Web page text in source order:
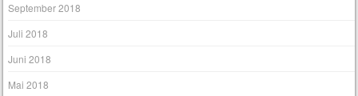
September 2018
Juli 2018
Juni 2018
Mai 2018